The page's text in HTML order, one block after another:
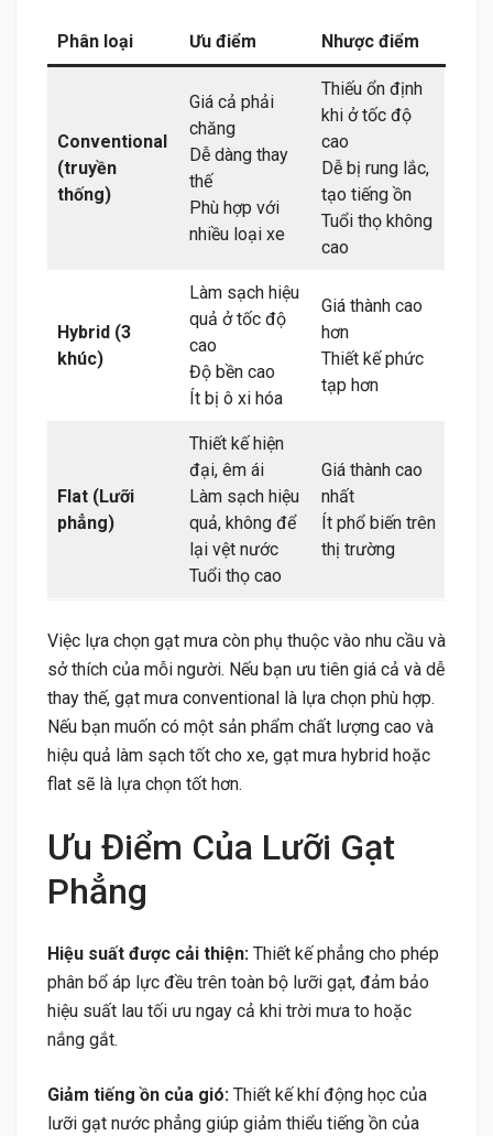
Phân loại Ưu điểm Nhược điểm
Conventional
(truyền
thống)
Giá cả phải
chăng
Dễ dàng thay
thế
Phù hợp với
nhiều loại xe
Thiếu ổn định
khi ở tốc độ
cao
Dễ bị rung lắc,
tạo tiếng ồn
Tuổi thọ không
cao
Hybrid (3
khúc)
Làm sạch hiệu
quả ở tốc độ
cao
Độ bền cao
Ít bị ô xi hóa
Giá thành cao
hơn
Thiết kế phức
tạp hơn
Flat (Lưỡi
phẳng)
Thiết kế hiện
đại, êm ái
Làm sạch hiệu
quả, không để
lại vệt nước
Tuổi thọ cao
Giá thành cao
nhất
Ít phổ biến trên
thị trường
Việc lựa chọn gạt mưa còn phụ thuộc vào nhu cầu và
sở thích của mỗi người. Nếu bạn ưu tiên giá cả và dễ
thay thế, gạt mưa conventional là lựa chọn phù hợp.
Nếu bạn muốn có một sản phẩm chất lượng cao và
hiệu quả làm sạch tốt cho xe, gạt mưa hybrid hoặc
flat sẽ là lựa chọn tốt hơn.
Ưu Điểm Của Lưỡi Gạt
Phẳng
Hiệu suất được cải thiện: Thiết kế phẳng cho phép
phân bổ áp lực đều trên toàn bộ lưỡi gạt, đảm bảo
hiệu suất lau tối ưu ngay cả khi trời mưa to hoặc
nắng gắt.
Giảm tiếng ồn của gió: Thiết kế khí động học của
lưỡi gạt nước phẳng giúp giảm thiểu tiếng ồn của